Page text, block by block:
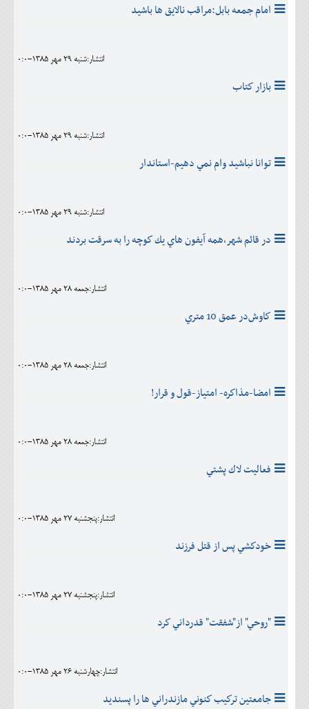
امام جمعه بابل:مراقب نالايق ها باشيد
انتشار:شنبه 29 مهر 1385-0:0
بازار كتاب
انتشار:شنبه 29 مهر 1385-0:0
توانا نباشيد وام نمي دهيم-استاندار
انتشار:شنبه 29 مهر 1385-0:0
در قائم شهر،همه آيفون هاي يك كوچه را به سرقت بردند
انتشار:جمعه 28 مهر 1385-0:0
كاوش‌در عمق 10 متري
انتشار:جمعه 28 مهر 1385-0:0
امضا-مذاكره- امتياز-قول و قرار!
انتشار:جمعه 28 مهر 1385-0:0
فعاليت لاك پشتي
انتشار:پنجشنبه 27 مهر 1385-0:0
خودكشي پس از قتل فرزند
انتشار:پنجشنبه 27 مهر 1385-0:0
"روحي" از"شفقت" قدرداني كرد
انتشار:چهارشنبه 26 مهر 1385-0:0
جامعتين تركيب كنوني مازندراني ها را پسنديد